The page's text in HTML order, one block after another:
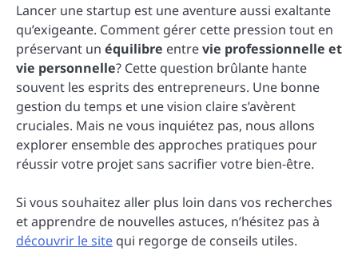
Lancer une startup est une aventure aussi exaltante
qu’exigeante. Comment gérer cette pression tout en
préservant un équilibre entrevie professionnelle et
vie personnelle? Cette question brûlante hante
souvent les esprits des entrepreneurs. Une bonne
gestion du temps et une vision claire s’avèrent
cruciales. Mais ne vous inquiétez pas, nous allons
explorer ensemble des approches pratiques pour
réussir votre projet sans sacrifier votre bien-être.
Si vous souhaitez aller plus loin dans vos recherches
et apprendre de nouvelles astuces, n’hésitez pas à
découvrir le site qui regorge de conseils utiles.